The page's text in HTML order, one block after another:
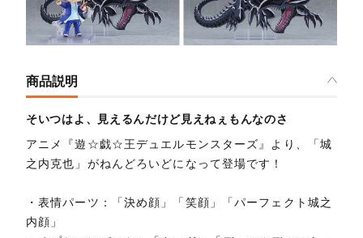
商品説明
そいつはよ、見えるんだけど見えねぇもんなのさ
アニメ『遊☆戯☆王デュエルモンスターズ』より、「城
之内克也」がねんどろいどになって登場です！
・表情パーツ：「決め顔」「笑顔」「パーフェクト城之
内顔」